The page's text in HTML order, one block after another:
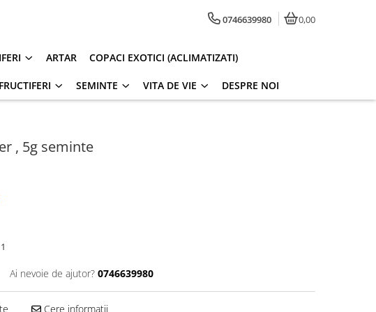
0746639980 0,00
ARTAR COPACI EXOTICI (ACLIMATIZATI)
SEMINTE VITA DE VIE DESPRE NOI
, 5g seminte
1
Ai nevoie de ajutor? 0746639980
Cere informatii